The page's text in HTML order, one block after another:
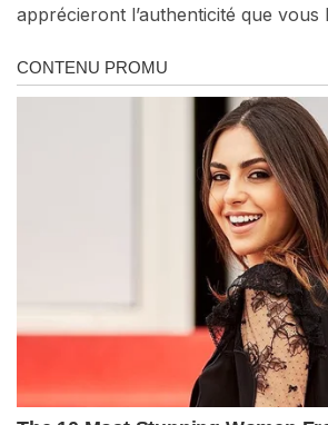
apprécieront l’authenticité que